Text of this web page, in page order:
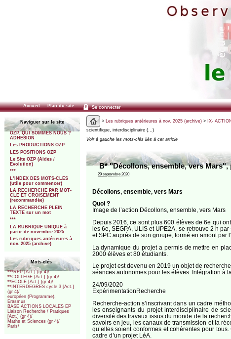
Accueil Plan du site Se connecter
Naviguer sur le site
OZP. QUI SOMMES NOUS ?
ADHESION
Les PRODUCTIONS OZP
LES POSITIONS OZP
Le Site OZP (Aides /
Evolution)
***
L’INDEX DES MOTS-CLES
(utile pour commencer)
LA RECHERCHE PAR MOT-
CLE ET CROISEMENT
(recommandée)
LA RECHERCHE PLEIN
TEXTE sur un mot
***
LA RUBRIQUE UNIQUE à
partir de novembre 2025
Les rubriques antérieures à
nov. 2025 (archive)
Mots-clés
***REP [Act.] (gr 4)/
**COLLEGE [Act.] (gr 4)/
**ECOLE [Act.] (gr 4)/
**INTERDEGRES cycle 3 [Act.]
(gr 4)/
européen (Programme),
Erasmus
BASE ACTIONS LOCALES EP
Liaison Recherche / Pratiques
[Act.] (gr 4)/
Maths et Sciences (gr 4)/
Paris/
> Les rubriques antérieures à nov. 2025 (archive)> IX-
scientifique, interdisciplinaire (…)
Voir à gauche les mots-clés liés à cet article
B* "Décollons, ensemble, vers
29 septembre 2020
Décollons, ensemble, vers Mars
Quoi ?
Image de l’action Décollons, ensemble, vers Mars
Depuis 2016, ce sont plus 600 élèves de 6e qui
les 6e, SEGPA, ULIS et UPE2A, se retrouve 2 h
et SPC auprès de son groupe, formé en amont par
La dynamique du projet a permis de mettre en
2000 élèves et 80 étudiants.
Le projet est devenu en 2019 un objet de
séances autonomes pour les élèves. Intégration à
24/09/2020
ExpérimentationRecherche
Recherche-action s’inscrivant dans un cadre
les enseignants du projet interdisciplinaire de
diversité des travaux issus du monde de la
savoirs en jeu, les canaux de transmission et la
qu’elles soient conformes et cohérentes pour
cadre d’un projet LéA.